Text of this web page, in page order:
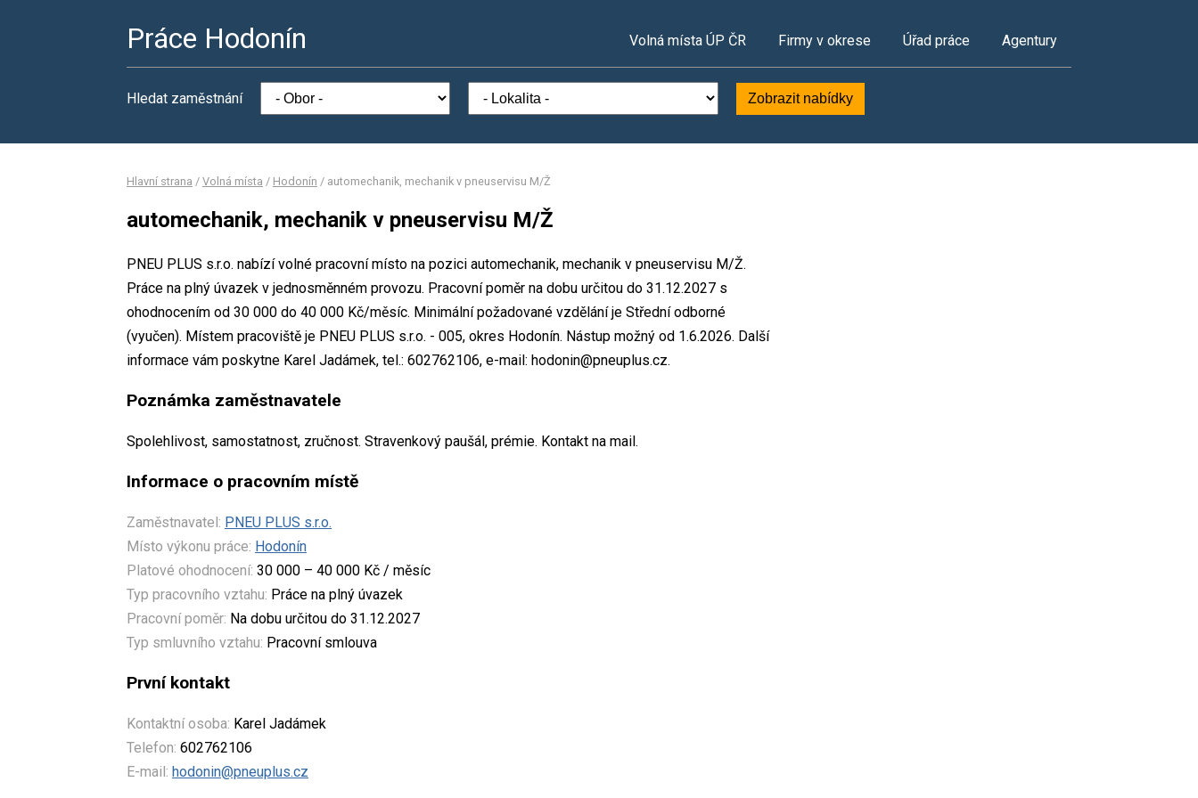
Práce Hodonín Volná místa ÚP ČR Firmy v okrese Úřad práce Agentury
Hledat zaměstnání Zobrazit nabídky
Hlavní strana / Volná místa / Hodonín / automechanik, mechanik v pneuservisu M/Ž
automechanik, mechanik v pneuservisu M/Ž
PNEU PLUS s.r.o. nabízí volné pracovní místo na pozici automechanik, mechanik v pneuservisu M/Ž.
Práce na plný úvazek v jednosměnném provozu. Pracovní poměr na dobu určitou do 31.12.2027 s
ohodnocením od 30 000 do 40 000 Kč/měsíc. Minimální požadované vzdělání je Střední odborné
(vyučen). Místem pracoviště je PNEU PLUS s.r.o. - 005, okres Hodonín. Nástup možný od 1.6.2026. Další
informace vám poskytne Karel Jadámek, tel.: 602762106, e-mail: hodonin@pneuplus.cz.
Poznámka zaměstnavatele
Spolehlivost, samostatnost, zručnost. Stravenkový paušál, prémie. Kontakt na mail.
Informace o pracovním místě
Zaměstnavatel: PNEU PLUS s.r.o.
Místo výkonu práce: Hodonín
Platové ohodnocení: 30 000 – 40 000 Kč / měsíc
Typ pracovního vztahu: Práce na plný úvazek
Pracovní poměr: Na dobu určitou do 31.12.2027
Typ smluvního vztahu: Pracovní smlouva
První kontakt
Kontaktní osoba: Karel Jadámek
Telefon: 602762106
E-mail: hodonin@pneuplus.cz